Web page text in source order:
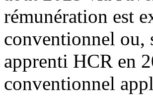
rémunération est
conventionnel ou,
apprenti HCR en
conventionnel